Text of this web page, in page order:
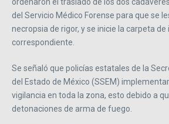
ordenaron el traslado de los dos
del Servicio Médico Forense para que se
necropsia de rigor, y se inicie la carpeta
correspondiente.
Se señaló que policías estatales de la
del Estado de México (SSEM)
vigilancia en toda la zona, esto debido a
detonaciones de arma de fuego.